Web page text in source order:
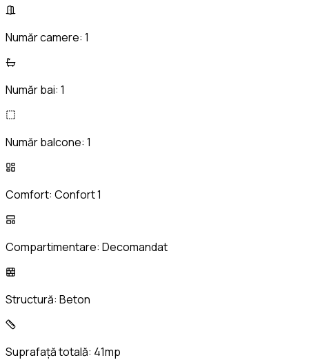
Număr camere: 1
Număr bai: 1
Număr balcone: 1
Comfort: Confort 1
Compartimentare: Decomandat
Structură: Beton
Suprafață totală: 41mp